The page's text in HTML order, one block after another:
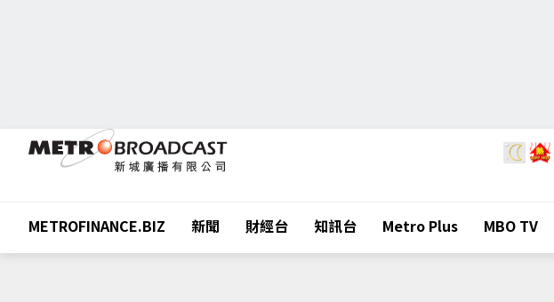
METROFINANCE.BIZ 新聞 財經台 知訊台 Metro Plus MBO TV